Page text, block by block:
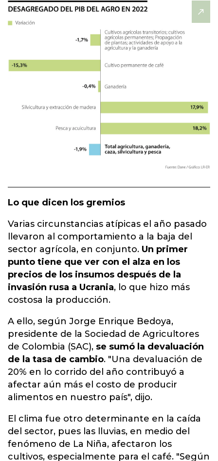
Lo que dicen los gremios
Varias circunstancias atípicas el año pasado
llevaron al comportamiento a la baja del
sector agrícola, en conjunto. Un primer
punto tiene que ver con el alza en los
precios de los insumos después de la
invasión rusa a Ucrania, lo que hizo más
costosa la producción.
A ello, según Jorge Enrique Bedoya,
presidente de la Sociedad de Agricultores
de Colombia (SAC), se sumó la devaluación
de la tasa de cambio. "Una devaluación de
20% en lo corrido del año contribuyó a
afectar aún más el costo de producir
alimentos en nuestro país", dijo.
El clima fue otro determinante en la caída
del sector, pues las lluvias, en medio del
fenómeno de La Niña, afectaron los
cultivos, especialmente para el café. "Según